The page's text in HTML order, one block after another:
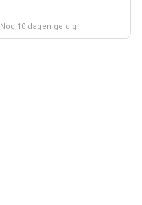
Nog 10 dagen geldig